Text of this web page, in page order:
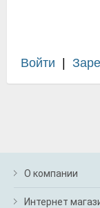
Войти
О компании
Интернет